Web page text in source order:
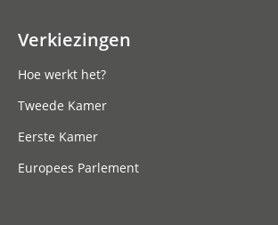
Verkiezingen
Hoe werkt het?
Tweede Kamer
Eerste Kamer
Europees Parlement